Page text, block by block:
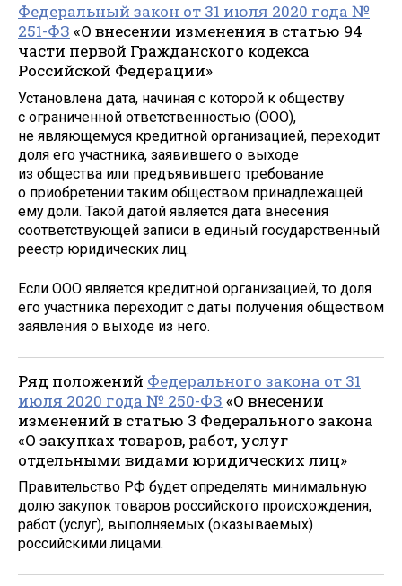
Федеральный закон от 31 июля 2020 года №
251-ФЗ «О внесении изменения в статью 94
части первой Гражданского кодекса
Российской Федерации»
Установлена дата, начиная с которой к обществу
с ограниченной ответственностью (ООО),
не являющемуся кредитной организацией, переходит
доля его участника, заявившего о выходе
из общества или предъявившего требование
о приобретении таким обществом принадлежащей
ему доли. Такой датой является дата внесения
соответствующей записи в единый государственный
реестр юридических лиц.
Если ООО является кредитной организацией, то доля
его участника переходит с даты получения обществом
заявления о выходе из него.
Ряд положений Федерального закона от 31
июля 2020 года № 250-ФЗ «О внесении
изменений в статью 3 Федерального закона
«О закупках товаров, работ, услуг
отдельными видами юридических лиц»
Правительство РФ будет определять минимальную
долю закупок товаров российского происхождения,
работ (услуг), выполняемых (оказываемых)
российскими лицами.